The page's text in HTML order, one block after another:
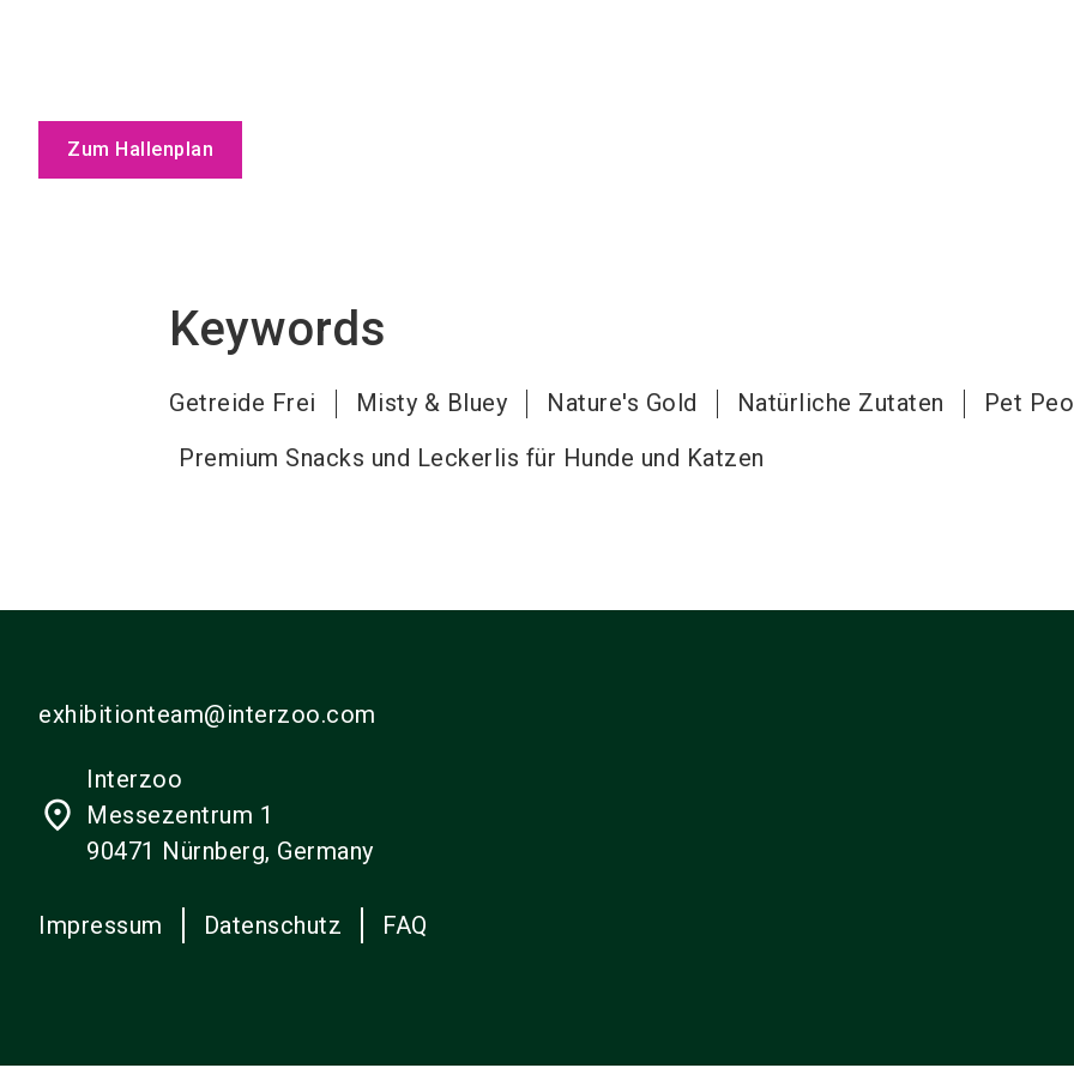
Zum Hallenplan
Keywords
Getreide Frei Misty & Bluey Nature's Gold Natürliche Zutaten
Pet
Premium Snacks und Leckerlis für Hunde und Katzen
exhibitionteam@interzoo.com
place
Interzoo
Messezentrum 1
90471 Nürnberg, Germany
Impressum Datenschutz FAQ